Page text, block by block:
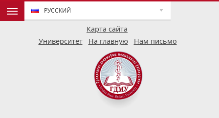
Карта сайта
РУССКИЙ
Университет На главную Нам письмо